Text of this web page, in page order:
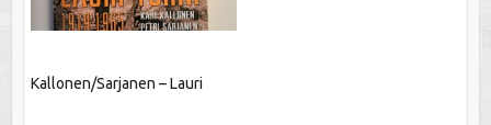
Kallonen/Sarjanen – Lauri